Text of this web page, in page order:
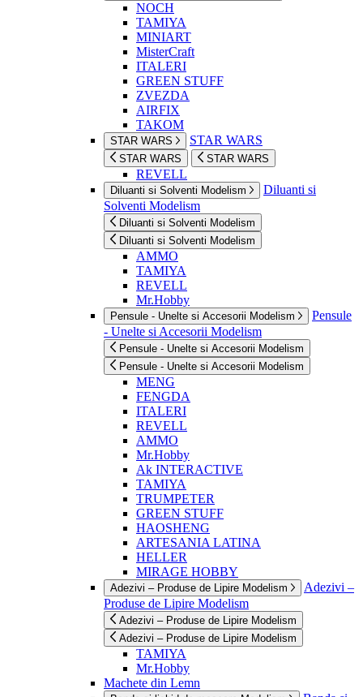
NOCH
TAMIYA
MINIART
MisterCraft
ITALERI
GREEN STUFF
ZVEZDA
AIRFIX
TAKOM
STAR WARS STAR WARS
STAR WARS STAR WARS
REVELL
Diluanti si Solventi Modelism
Diluanti si
Solventi Modelism
Diluanti si Solventi Modelism
Diluanti si Solventi Modelism
AMMO
TAMIYA
REVELL
Mr.Hobby
Pensule - Unelte si Accesorii Modelism
Pensule
- Unelte si Accesorii Modelism
Pensule - Unelte si Accesorii Modelism
Pensule - Unelte si Accesorii Modelism
MENG
FENGDA
ITALERI
REVELL
AMMO
Mr.Hobby
Ak INTERACTIVE
TAMIYA
TRUMPETER
GREEN STUFF
HAOSHENG
ARTESANIA LATINA
HELLER
MIRAGE HOBBY
Adezivi – Produse de Lipire Modelism
Adezivi –
Produse de Lipire Modelism
Adezivi – Produse de Lipire Modelism
Adezivi – Produse de Lipire Modelism
TAMIYA
Mr.Hobby
Machete din Lemn